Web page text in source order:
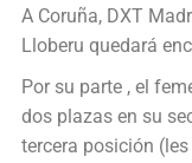
A Coruña, DXT
Lloberu quedará
Por su parte , el
dos plazas en su
tercera posición